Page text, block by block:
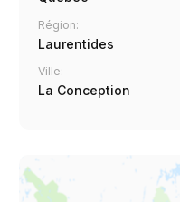
Région:
Laurentides
Ville:
La Conception